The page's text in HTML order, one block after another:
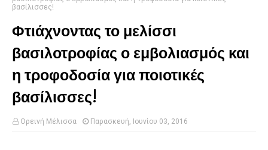
βασίλισσες!
Φτιάχνοντας το μελίσσι
βασιλοτροφίας ο εμβολιασμός και
η τροφοδοσία για ποιοτικές
βασίλισσες!
Ορεινή Μέλισσα Παρασκευή, Ιουνίου 03, 2016